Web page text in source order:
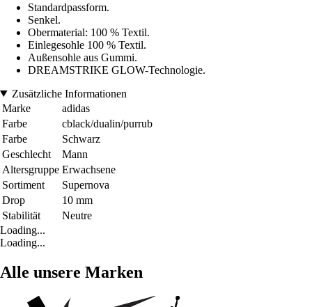
Standardpassform.
Senkel.
Obermaterial: 100 % Textil.
Einlegesohle 100 % Textil.
Außensohle aus Gummi.
DREAMSTRIKE GLOW-Technologie.
Zusätzliche Informationen
Marke
adidas
Farbe
cblack/dualin/purrub
Farbe
Schwarz
Geschlecht
Mann
Altersgruppe Erwachsene
Sortiment
Supernova
Drop
10 mm
Stabilität
Neutre
Loading...
Loading...
Alle unsere Marken